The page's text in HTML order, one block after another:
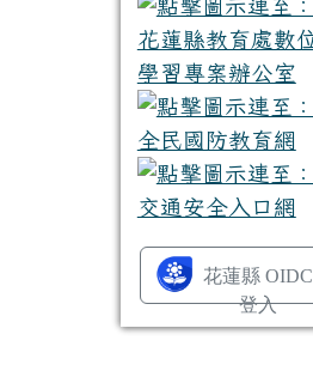
花蓮縣 OIDC
登入